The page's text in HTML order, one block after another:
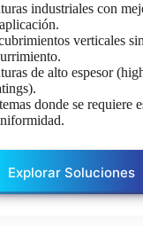
industriales con
verticales
de alto espesor
donde se requiere
Explorar Soluciones